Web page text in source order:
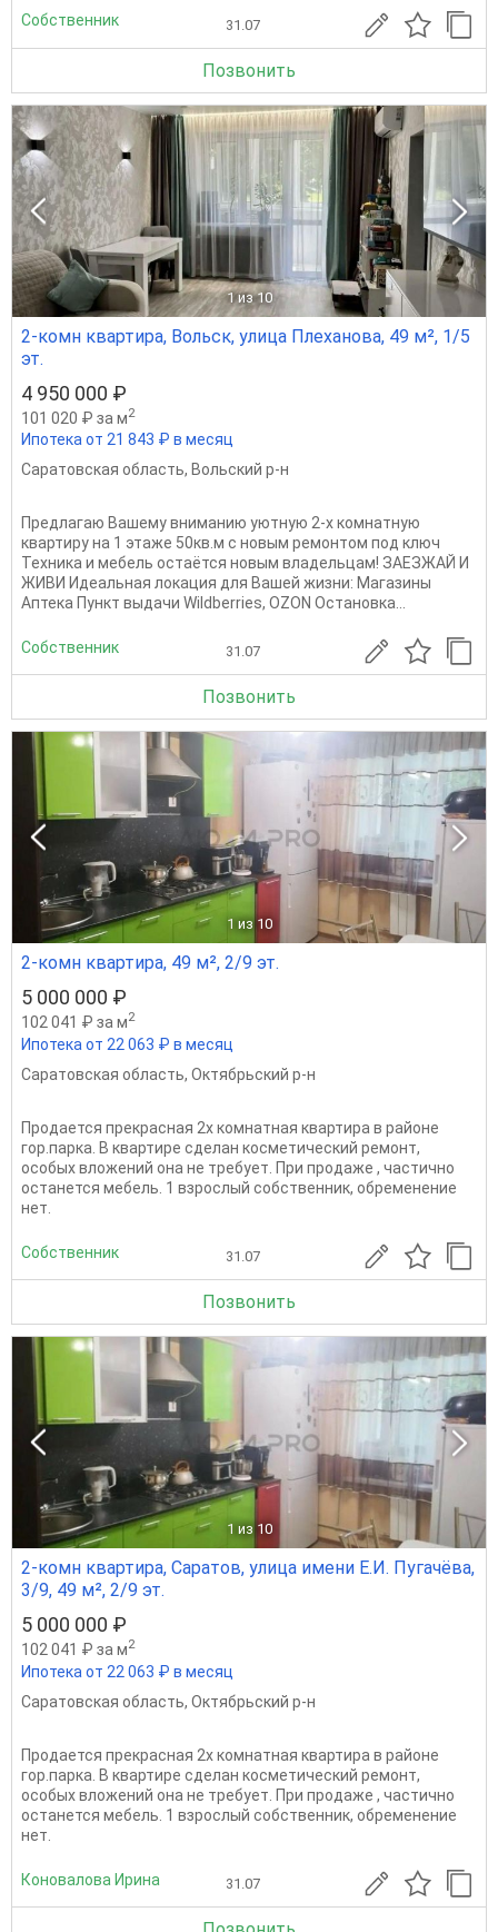
Собственник 31.07
Позвонить
1 из 10
2-комн квартира, Вольск, улица Плеханова, 49 м², 1/5
эт.
4 950 000 ₽
101 020 ₽ за м2
Ипотека от 21 843 ₽ в месяц
Саратовская область, Вольский р-н
Предлагаю Вашему вниманию уютную 2-х комнатную
квартиру на 1 этаже 50кв.м с новым ремонтом под ключ
Техника и мебель остаётся новым владельцам! ЗАЕЗЖАЙ И
ЖИВИ Идеальная локация для Вашей жизни: Магазины
Аптека Пункт выдачи Wildberries, OZON Остановка...
Собственник 31.07
Позвонить
1 из 10
2-комн квартира, 49 м², 2/9 эт.
5 000 000 ₽
102 041 ₽ за м2
Ипотека от 22 063 ₽ в месяц
Саратовская область, Октябрьский р-н
Продается прекрасная 2х комнатная квартира в районе
гор.парка. В квартире сделан косметический ремонт,
особых вложений она не требует. При продаже , частично
останется мебель. 1 взрослый собственник, обременение
нет.
Собственник 31.07
Позвонить
1 из 10
2-комн квартира, Саратов, улица имени Е.И. Пугачёва,
3/9, 49 м², 2/9 эт.
5 000 000 ₽
102 041 ₽ за м2
Ипотека от 22 063 ₽ в месяц
Саратовская область, Октябрьский р-н
Продается прекрасная 2х комнатная квартира в районе
гор.парка. В квартире сделан косметический ремонт,
особых вложений она не требует. При продаже , частично
останется мебель. 1 взрослый собственник, обременение
нет.
Коновалова Ирина 31.07